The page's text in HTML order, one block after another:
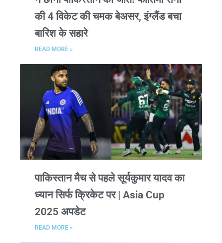
की 4 विकेट की चमक बेअसर, इंग्लैंड बचा
बारिश के सहारे
READ MORE »
पाकिस्तान मैच से पहले सूर्यकुमार यादव का
ध्यान सिर्फ क्रिकेट पर | Asia Cup
2025 अपडेट
READ MORE »